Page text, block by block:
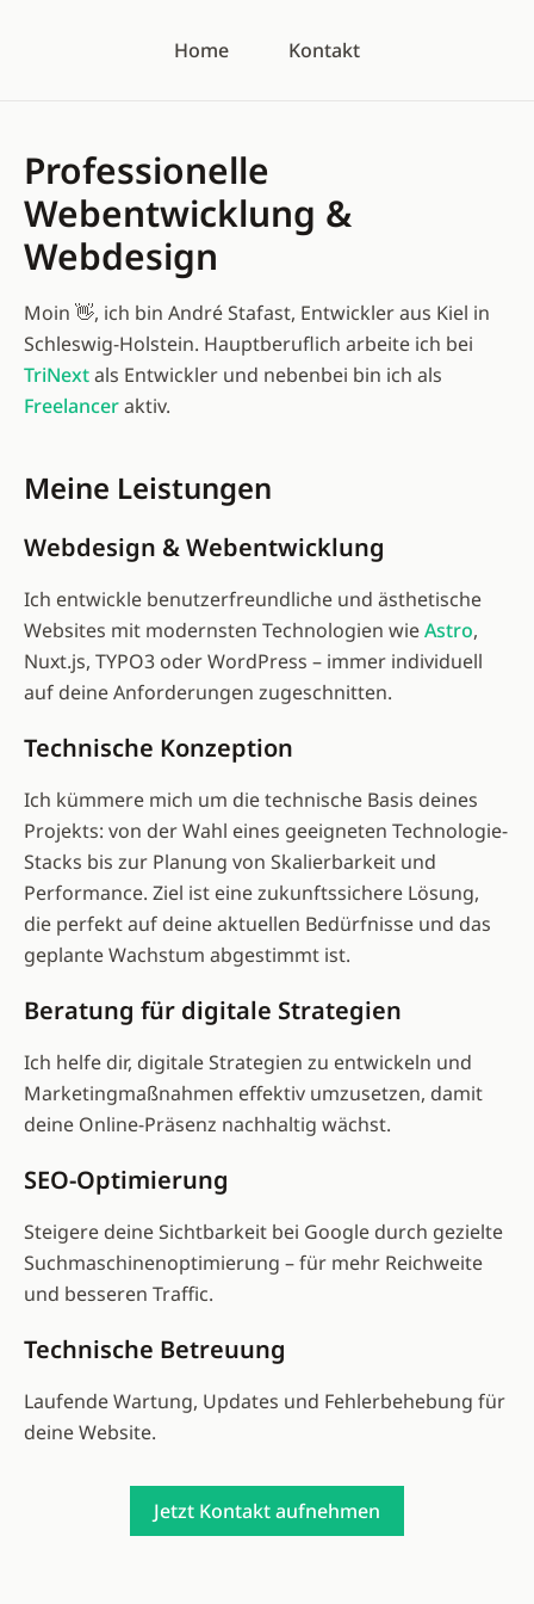
Home Kontakt
Professionelle
Webentwicklung &
Webdesign
Moin 👋, ich bin André Stafast, Entwickler aus Kiel in
Schleswig-Holstein. Hauptberuflich arbeite ich bei
TriNextals Entwickler und nebenbei bin ich als
Freelanceraktiv.
Meine Leistungen
Webdesign & Webentwicklung
Ich entwickle benutzerfreundliche und ästhetische
Websites mit modernsten Technologien wieAstro,
Nuxt.js, TYPO3 oder WordPress – immer individuell
auf deine Anforderungen zugeschnitten.
Technische Konzeption
Ich kümmere mich um die technische Basis deines
Projekts: von der Wahl eines geeigneten Technologie-
Stacks bis zur Planung von Skalierbarkeit und
Performance. Ziel ist eine zukunftssichere Lösung,
die perfekt auf deine aktuellen Bedürfnisse und das
geplante Wachstum abgestimmt ist.
Beratung für digitale Strategien
Ich helfe dir, digitale Strategien zu entwickeln und
Marketingmaßnahmen effektiv umzusetzen, damit
deine Online-Präsenz nachhaltig wächst.
SEO-Optimierung
Steigere deine Sichtbarkeit bei Google durch gezielte
Suchmaschinenoptimierung – für mehr Reichweite
und besseren Traffic.
Technische Betreuung
Laufende Wartung, Updates und Fehlerbehebung für
deine Website.
Jetzt Kontakt aufnehmen